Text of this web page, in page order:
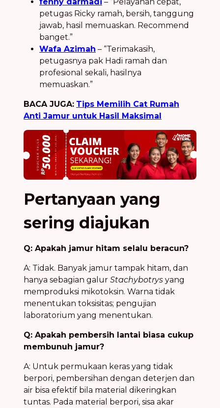
petugas Ricky ramah, bersih, tanggung
jawab, hasil memuaskan. Recommend
banget.”
Wafa Azimah – “Terimakasih,
petugasnya pak Hadi ramah dan
profesional sekali, hasilnya
memuaskan.”
BACA JUGA: Tips Memilih Cat Rumah
Anti Jamur untuk Hasil Maksimal
Pertanyaan yang
sering diajukan
Q: Apakah jamur hitam selalu beracun?
A: Tidak. Banyak jamur tampak hitam, dan
hanya sebagian galur Stachybotrys yang
memproduksi mikotoksin. Warna tidak
menentukan toksisitas; pengujian
laboratorium yang menentukan.
Q: Apakah pembersih lantai biasa cukup
membunuh jamur?
A: Untuk permukaan keras yang tidak
berpori, pembersihan dengan deterjen dan
air bisa efektif bila material dikeringkan
tuntas. Pada material berpori, sisa akar